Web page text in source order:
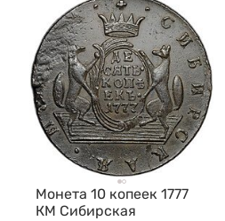
Монета 10 копеек 1777
КМ Сибирская